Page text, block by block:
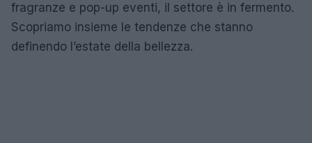
fragranze e pop-up eventi, il settore è in fermento.
Scopriamo insieme le tendenze che stanno
definendo l’estate della bellezza.